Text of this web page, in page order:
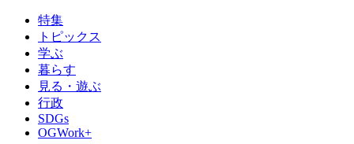
特集
トピックス
学ぶ
暮らす
見る・遊ぶ
行政
SDGs
OGWork+